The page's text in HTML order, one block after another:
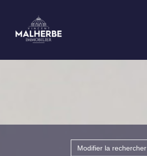
Modifier la rechercher